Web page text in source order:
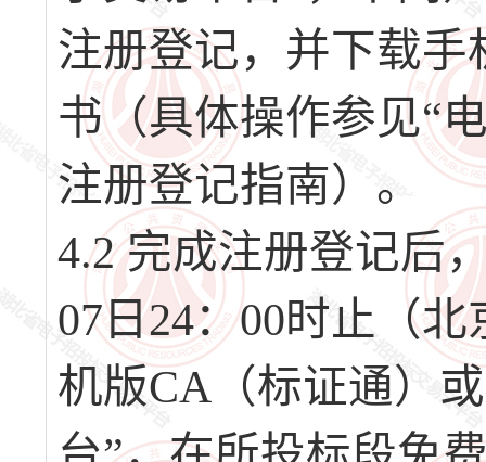
注册登记，并下载
书（具体操作参见“
注册登记指南）。
4.2 完成注册登记后
07日24：00时止（
机版CA（标证通）